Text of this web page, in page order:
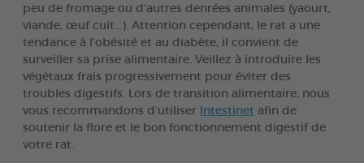
peu de fromage ou d’autres denrées animales (yaourt,
viande, œuf cuit…). Attention cependant, le rat a une
tendance à l’obésité et au diabète, il convient de
surveiller sa prise alimentaire. Veillez à introduire les
végétaux frais progressivement pour éviter des
troubles digestifs. Lors de transition alimentaire, nous
vous recommandons d’utiliser
Intestinet afin de
soutenir la flore et le bon fonctionnement digestif de
votre rat.